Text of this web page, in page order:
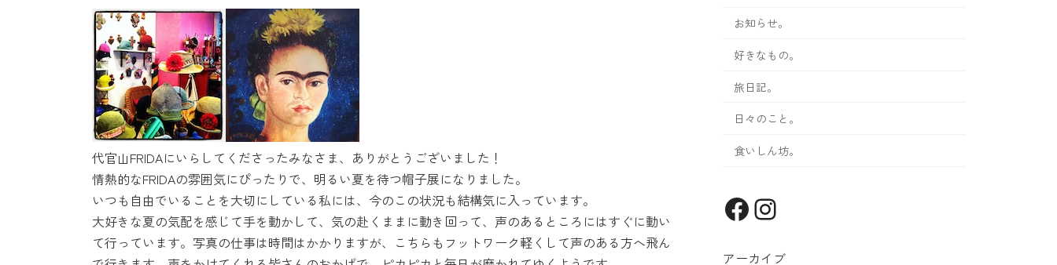
新
日
時
:
代官山FRIDAにいらしてくださったみなさま、ありがとうございました！
情熱的なFRIDAの雰囲気にぴったりで、明るい夏を待つ帽子展になりました。
いつも自由でいることを大切にしている私には、今のこの状況も結構気に入っています。
大好きな夏の気配を感じて手を動かして、気の赴くままに動き回って、声のあるところにはすぐに動い
て行っています。写真の仕事は時間はかかりますが、こちらもフットワーク軽くして声のある方へ飛ん
お知らせ。
好きなもの。
旅日記。
日々のこと。
食いしん坊。
Facebook
Instagram
アーカイブ